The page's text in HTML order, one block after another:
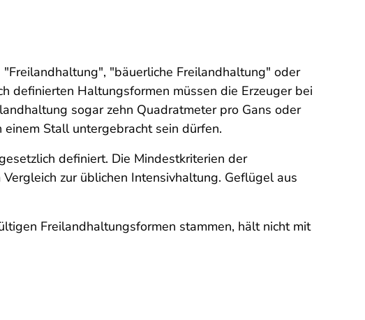
"bäuerliche Freilandhaltung" oder
definierten Haltungsformen müssen die Erzeuger bei
sogar zehn Quadratmeter pro Gans oder
Stall untergebracht sein dürfen.
definiert. Die Mindestkriterien der
zur üblichen Intensivhaltung. Geflügel aus
Freilandhaltungsformen stammen, hält nicht mit